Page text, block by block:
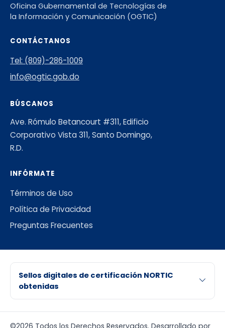
Oficina Gubernamental de Tecnologías de
la Información y Comunicación (OGTIC)
CONTÁCTANOS
Tel: (809)-286-1009
info@ogtic.gob.do
BÚSCANOS
Ave. Rómulo Betancourt #311, Edificio
Corporativo Vista 311, Santo Domingo,
R.D.
INFÓRMATE
Términos de Uso
Política de Privacidad
Preguntas Frecuentes
Sellos digitales de certificación NORTIC
obtenidas
©2026 Todos los Derechos Reservados. Desarrollado por